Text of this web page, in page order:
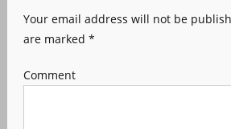
Your email address will not be
are marked *
Comment